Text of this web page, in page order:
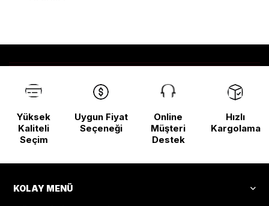
Yüksek
Kaliteli
Seçim
Uygun Fiyat
Seçeneği
Online
Müşteri
Destek
Hızlı
Kargolama
KOLAY MENÜ